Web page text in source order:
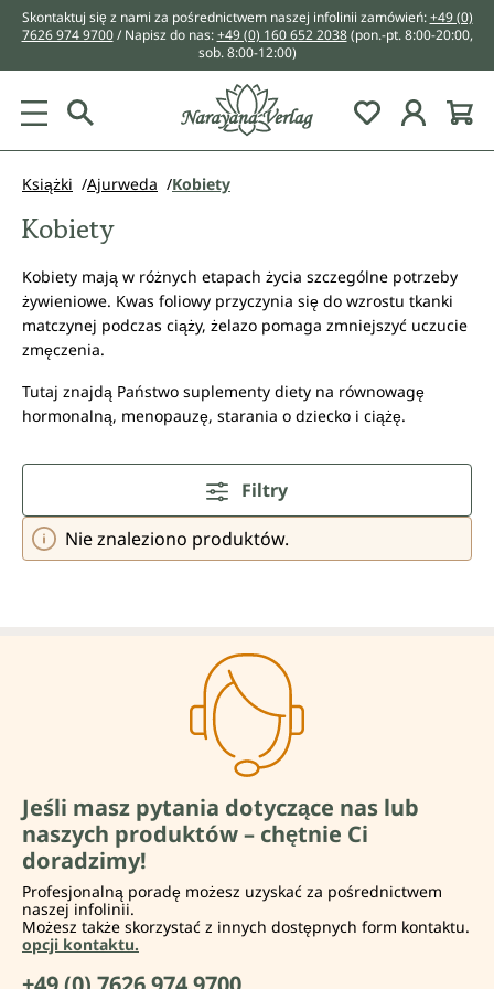
zawartości
Skontaktuj się z nami za pośrednictwem naszej infolinii zamówień:+49 (0)
7626 974 9700/ Napisz do nas:+49 (0) 160 652 2038 (pon.-pt. 8:00-20:00,
sob. 8:00-12:00)
You have 0
Książki Ajurweda Kobiety
Kobiety
Kobiety mają w różnych etapach życia szczególne potrzeby
żywieniowe. Kwas foliowy przyczynia się do wzrostu tkanki
matczynej podczas ciąży, żelazo pomaga zmniejszyć uczucie
zmęczenia.
Tutaj znajdą Państwo suplementy diety na równowagę
hormonalną, menopauzę, starania o dziecko i ciążę.
Filtry
Nie znaleziono produktów.
Jeśli masz pytania dotyczące nas lub
naszych produktów – chętnie Ci
doradzimy!
Profesjonalną poradę możesz uzyskać za pośrednictwem
naszej infolinii.
Możesz także skorzystać z innych dostępnych form kontaktu.
opcji kontaktu.